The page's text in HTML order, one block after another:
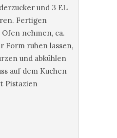
und 3 EL
Fertigen
Ofen nehmen, ca.
Form ruhen lassen,
und abkühlen
auf dem Kuchen
Pistazien